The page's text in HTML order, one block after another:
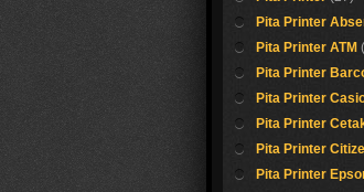
Pita Printer
Pita Printer ATM
Pita Printer
Pita Printer
Pita Printer
Pita Printer
Pita Printer